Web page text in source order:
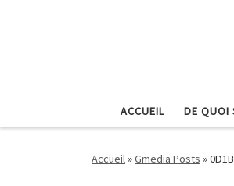
ACCUEIL DE QUOI
Accueil»Gmedia Posts »